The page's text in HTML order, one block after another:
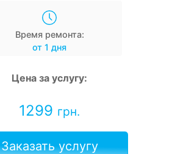
Время ремонта:
от 1 дня
Цена за услугу:
1299 грн.
Заказать услугу